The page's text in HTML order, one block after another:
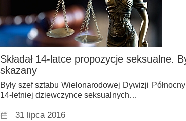
Składał 14-latce propozycje seksualne.
skazany
Były szef sztabu Wielonarodowej Dywizji
14-letniej dziewczynce seksualnych…
31 lipca 2016